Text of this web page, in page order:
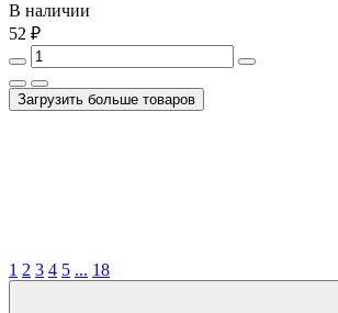
В наличии
52 ₽
Загрузить больше товаров
1 2 3 4 5 ... 18